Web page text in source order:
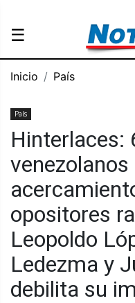
☰
Inicio País
País
Hinterlaces:
venezolanos
opositores
Leopoldo
Ledezma y
debilita su